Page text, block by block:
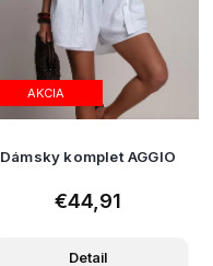
AKCIA
Dámsky komplet AGGIO
€44,91
Detail